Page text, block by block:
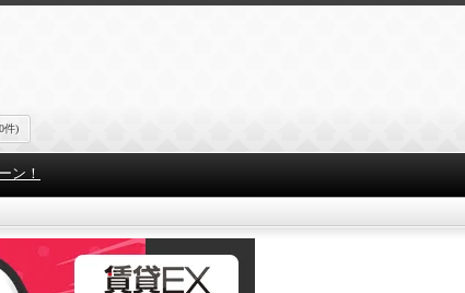
件)
ン！